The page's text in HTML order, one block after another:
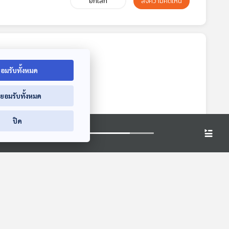
มรับทั้งหมด
อมรับทั้งหมด
ปิด